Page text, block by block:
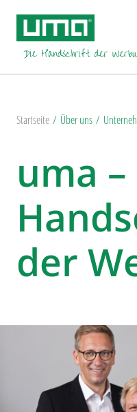
Startseite Über uns
uma
der